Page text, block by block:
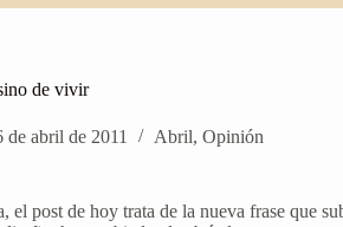
de vivir
de abril de 2011 Abril, Opinión
el post de hoy trata de la nueva frase que